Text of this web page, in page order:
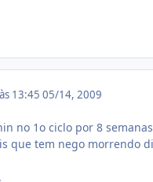
13:45 05/14, 2009
no 1o ciclo por 8
que tem nego morrendo